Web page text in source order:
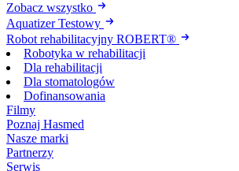
Zobacz wszystko
Aquatizer Testowy
Robot rehabilitacyjny ROBERT®
Robotyka w rehabilitacji
Dla rehabilitacji
Dla stomatologów
Dofinansowania
Filmy
Poznaj Hasmed
Nasze marki
Partnerzy
Serwis